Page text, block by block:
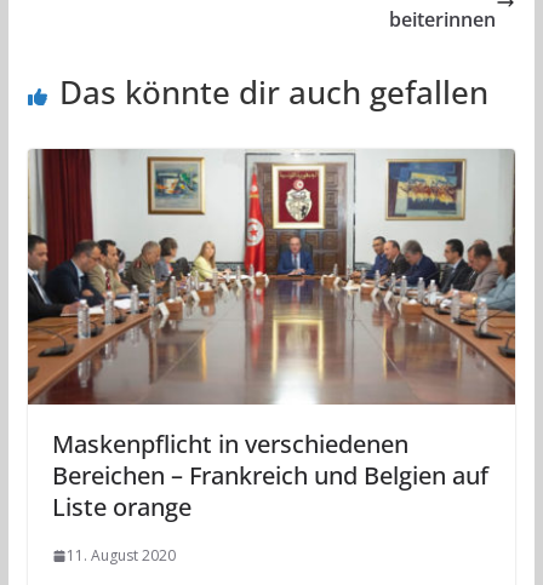
beiterinnen
Das könnte dir auch gefallen
Maskenpflicht in verschiedenen
Bereichen – Frankreich und Belgien auf
Liste orange
11. August 2020